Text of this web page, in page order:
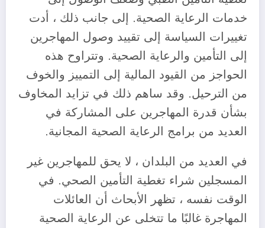
خدمات الرعاية الصحية. إلى جانب ذلك ، أدت
تغييرات السياسة إلى تقييد وصول المهاجرين
إلى التأمين والرعاية الصحية. وتتراوح هذه
الحواجز من القيود المالية إلى التمييز والخوف
من الترحيل. وقد ساهم ذلك في تزايد المخاوف
بشأن قدرة المهاجرين على المشاركة في
العديد من برامج الرعاية الصحية المجانية.
في العديد من البلدان ، لا يحق للمهاجرين غير
المسجلين شراء تغطية التأمين الصحي. في
الوقت نفسه ، تظهر الأبحاث أن العائلات
المهاجرة غالبًا ما تتخلى عن الرعاية الصحية